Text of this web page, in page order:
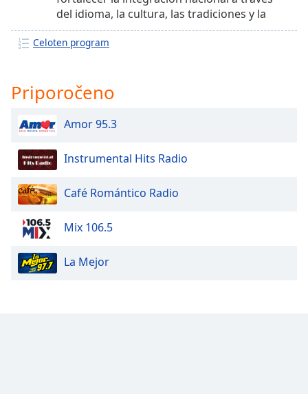
Reset
Modal
Dialog
window.
del idioma, la cultura, las tradiciones y la
creación artística.
Celoten program
Priporočeno
Amor 95.3
Instrumental Hits Radio
Café Romántico Radio
Mix 106.5
La Mejor